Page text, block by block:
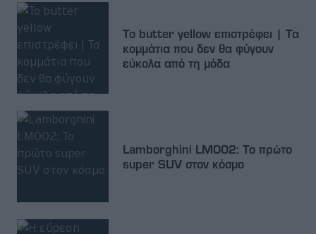
Το butter yellow επιστρέφει | Τα
κομμάτια που δεν θα φύγουν
εύκολα από τη μόδα
Lamborghini LM002: Το πρώτο
super SUV στον κόσμο